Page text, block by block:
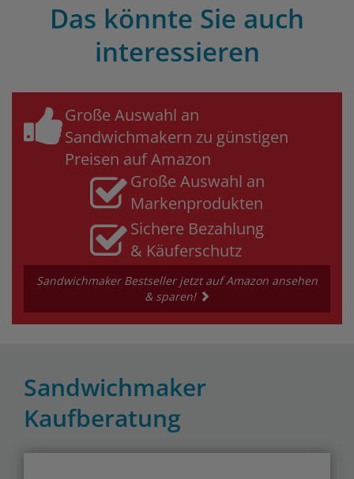
Das könnte Sie auch
interessieren
Große Auswahl an
Sandwichmakern zu günstigen
Preisen auf Amazon
Große Auswahl an
Markenprodukten
Sichere Bezahlung
& Käuferschutz
Sandwichmaker Bestseller jetzt auf Amazon ansehen
& sparen!
Sandwichmaker
Kaufberatung